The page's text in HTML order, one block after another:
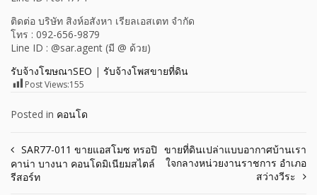
ติดต่อ บริษัท สิงห์อสังหา เรียลเอสเตท จำกัด
โทร : 092-656-9879
Line ID : @sar.agent (มี @ ด้วย)
รับจ้างโฆษณาSEO | รับจ้างโพสขายที่ดิน
Post Views:155
Posted in คอนโด
Post
navigation
SAR77-011 ขายแอสโมซ ทรอปิ
คาน่า บางนา คอนโดมิเนียมสไตล์
รีสอร์ท
ขายที่ดินเปล่าแบบอากาศบ้านเรา
ใจกลางหน่วยงานราชการ อำเภอ
สว่างวีระ